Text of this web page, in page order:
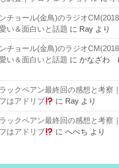
チョール(金鳥)のラジオ
い＆面白いと話題 に Ray より
チョール(金鳥)のラジオ
い＆面白いと話題 に かなざわ
ックペアン最終回の感想と考察
はアドリブ
に Rayより
ックペアン最終回の感想と考察
はアドリブ
に へぺち より